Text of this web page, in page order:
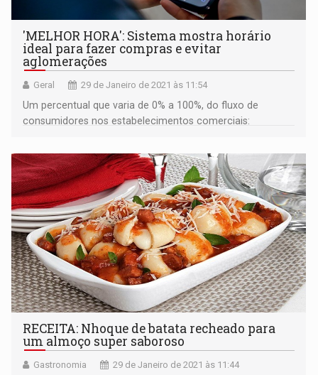
'MELHOR HORA': Sistema mostra horário
ideal para fazer compras e evitar
aglomerações
Geral 29 de Janeiro de 2021 às 11:54
Um percentual que varia de 0% a 100%, do fluxo de
consumidores nos estabelecimentos comerciais:
RECEITA: Nhoque de batata recheado para
um almoço super saboroso
Gastronomia 29 de Janeiro de 2021 às 11:44